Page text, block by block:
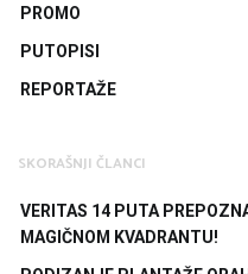
PROMO
PUTOPISI
REPORTAŽE
SKORAŠNJI ČLANCI
VERITAS 14 PUTA
MAGIČNOM KVADRANTU!